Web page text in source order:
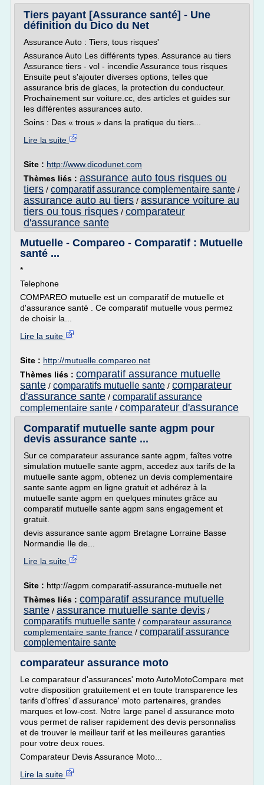
Tiers payant [Assurance santé] - Une
définition du Dico du Net
Assurance Auto : Tiers, tous risques'
Assurance Auto Les différents types. Assurance au tiers
Assurance tiers - vol - incendie Assurance tous risques
Ensuite peut s'ajouter diverses options, telles que
assurance bris de glaces, la protection du conducteur.
Prochainement sur voiture.cc, des articles et guides sur
les différentes assurances auto.
Soins : Des « trous » dans la pratique du tiers...
Lire la suite
Site : http://www.dicodunet.com
Thèmes liés : assurance auto tous risques ou
tiers / comparatif assurance complementaire sante /
assurance auto au tiers / assurance voiture au
tiers ou tous risques / comparateur
d'assurance sante
Mutuelle - Compareo - Comparatif : Mutuelle
santé ...
*
Telephone
COMPAREO mutuelle est un comparatif de mutuelle et
d'assurance santé . Ce comparatif mutuelle vous permez
de choisir la...
Lire la suite
Site : http://mutuelle.compareo.net
Thèmes liés : comparatif assurance mutuelle
sante / comparatifs mutuelle sante / comparateur
d'assurance sante / comparatif assurance
complementaire sante / comparateur d'assurance
Comparatif mutuelle sante agpm pour
devis assurance sante ...
Sur ce comparateur assurance sante agpm, faîtes votre
simulation mutuelle sante agpm, accedez aux tarifs de la
mutuelle sante agpm, obtenez un devis complementaire
sante sante agpm en ligne gratuit et adhérez à la
mutuelle sante agpm en quelques minutes grâce au
comparatif mutuelle sante agpm sans engagement et
gratuit.
devis assurance sante agpm Bretagne Lorraine Basse
Normandie Ile de...
Lire la suite
Site : http://agpm.comparatif-assurance-mutuelle.net
Thèmes liés : comparatif assurance mutuelle
sante / assurance mutuelle sante devis /
comparatifs mutuelle sante / comparateur assurance
complementaire sante france / comparatif assurance
complementaire sante
comparateur assurance moto
Le comparateur d'assurances' moto AutoMotoCompare met
votre disposition gratuitement et en toute transparence les
tarifs d'offres' d'assurance' moto partenaires, grandes
marques et low-cost. Notre large panel d assurance moto
vous permet de raliser rapidement des devis personnaliss
et de trouver le meilleur tarif et les meilleures garanties
pour votre deux roues.
Comparateur Devis Assurance Moto...
Lire la suite